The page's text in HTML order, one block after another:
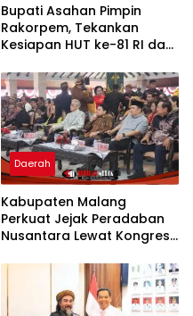
Bupati Asahan Pimpin
Rakorpem, Tekankan
Kesiapan HUT ke-81 RI dan
Prioritas 2027
Daerah
Kabupaten Malang
Perkuat Jejak Peradaban
Nusantara Lewat Kongres